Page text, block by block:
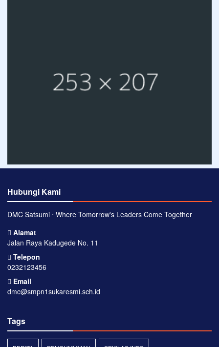
Hubungi Kami
DMC Satsumi ⋅ Where Tomorrow's Leaders Come Together
Alamat
Jalan Raya Kadugede No. 11
Telepon
0232123456
Email
dmc@smpn1sukaresmi.sch.id
Tags